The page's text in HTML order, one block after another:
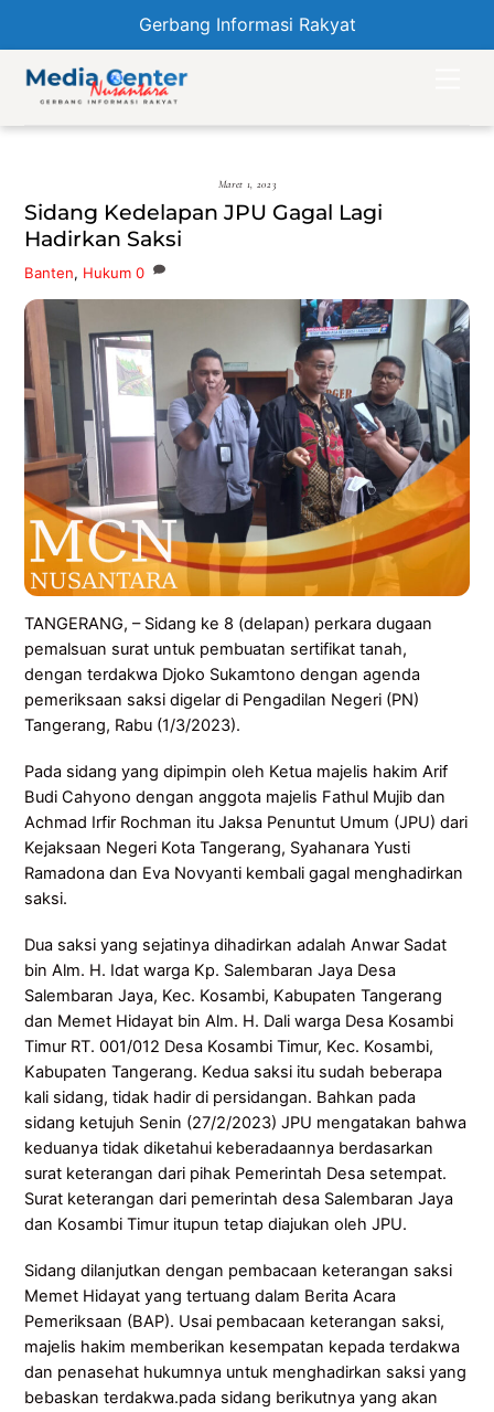
Gerbang Informasi Rakyat
content
Maret 1, 2023
Sidang Kedelapan JPU Gagal Lagi
Hadirkan Saksi
Banten, Hukum 0
TANGERANG, – Sidang ke 8 (delapan) perkara dugaan
pemalsuan surat untuk pembuatan sertifikat tanah,
dengan terdakwa Djoko Sukamtono dengan agenda
pemeriksaan saksi digelar di Pengadilan Negeri (PN)
Tangerang, Rabu (1/3/2023).
Pada sidang yang dipimpin oleh Ketua majelis hakim Arif
Budi Cahyono dengan anggota majelis Fathul Mujib dan
Achmad Irfir Rochman itu Jaksa Penuntut Umum (JPU) dari
Kejaksaan Negeri Kota Tangerang, Syahanara Yusti
Ramadona dan Eva Novyanti kembali gagal menghadirkan
saksi.
Dua saksi yang sejatinya dihadirkan adalah Anwar Sadat
bin Alm. H. Idat warga Kp. Salembaran Jaya Desa
Salembaran Jaya, Kec. Kosambi, Kabupaten Tangerang
dan Memet Hidayat bin Alm. H. Dali warga Desa Kosambi
Timur RT. 001/012 Desa Kosambi Timur, Kec. Kosambi,
Kabupaten Tangerang. Kedua saksi itu sudah beberapa
kali sidang, tidak hadir di persidangan. Bahkan pada
sidang ketujuh Senin (27/2/2023) JPU mengatakan bahwa
keduanya tidak diketahui keberadaannya berdasarkan
surat keterangan dari pihak Pemerintah Desa setempat.
Surat keterangan dari pemerintah desa Salembaran Jaya
dan Kosambi Timur itupun tetap diajukan oleh JPU.
Sidang dilanjutkan dengan pembacaan keterangan saksi
Memet Hidayat yang tertuang dalam Berita Acara
Pemeriksaan (BAP). Usai pembacaan keterangan saksi,
majelis hakim memberikan kesempatan kepada terdakwa
dan penasehat hukumnya untuk menghadirkan saksi yang
bebaskan terdakwa.pada sidang berikutnya yang akan